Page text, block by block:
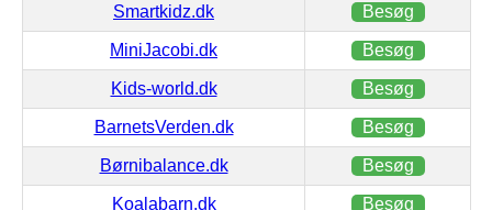
Smartkidz.dk Besøg
MiniJacobi.dk Besøg
Kids-world.dk Besøg
BarnetsVerden.dk Besøg
Børnibalance.dk Besøg
Koalabarn.dk Besøg